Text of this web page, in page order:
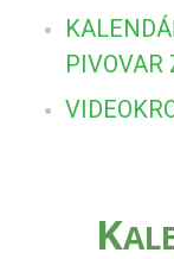
PIVOVAR
K